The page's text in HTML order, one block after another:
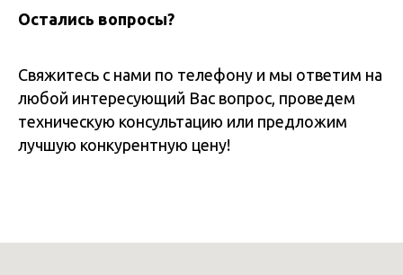
Остались вопросы?
Свяжитесь с нами по телефону и мы ответим на
любой интересующий Вас вопрос, проведем
техническую консультацию или предложим
лучшую конкурентную цену!